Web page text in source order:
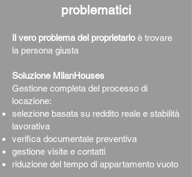
problematici
Il vero problema del proprietarioè trovare
la persona giusta
Soluzione MilanHouses
Gestione completa del processo di
locazione:
selezione basata su reddito reale e stabilità
lavorativa
verifica documentale preventiva
gestione visite e contatti
riduzione del tempo di appartamento vuoto